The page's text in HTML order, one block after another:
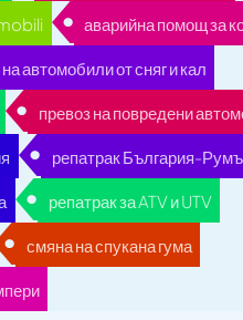
аварийна помощ за
автомобили от сняг и кал
превоз на повредени
репатрак България-
репатрак за ATV и UTV
смяна на спукана гума